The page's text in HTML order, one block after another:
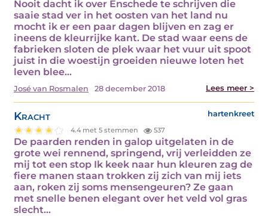
Nooit dacht ik over Enschede te schrijven die
saaie stad ver in het oosten van het land nu
mocht ik er een paar dagen blijven en zag er
ineens de kleurrijke kant. De stad waar eens de
fabrieken sloten de plek waar het vuur uit spoot
juist in die woestijn groeiden nieuwe loten het
leven blee...
José van Rosmalen 28 december 2018 Lees meer >
Kracht hartenkreet
4.4 met 5 stemmen 537
De paarden renden in galop uitgelaten in de
grote wei rennend, springend, vrij verleidden ze
mij tot een stop Ik keek naar hun kleuren zag de
fiere manen staan trokken zij zich van mij iets
aan, roken zij soms mensengeuren? Ze gaan
met snelle benen elegant over het veld vol gras
slecht...